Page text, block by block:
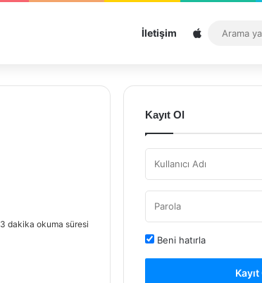
İletişim Sitemap
3 dakika okuma süresi
Kayıt Ol
Beni hatırla
Kayıt